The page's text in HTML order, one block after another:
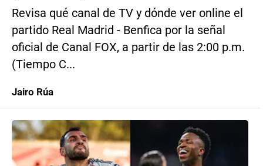
Revisa qué canal de TV y dónde ver online el
partido Real Madrid - Benfica por la señal
oficial de Canal FOX, a partir de las 2:00 p.m.
(Tiempo C...
Jairo Rúa